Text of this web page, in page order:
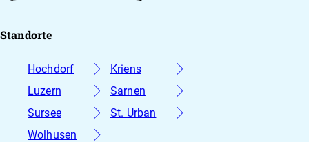
Standorte
Hochdorf
Kriens
Luzern
Sarnen
Sursee
St. Urban
Wolhusen